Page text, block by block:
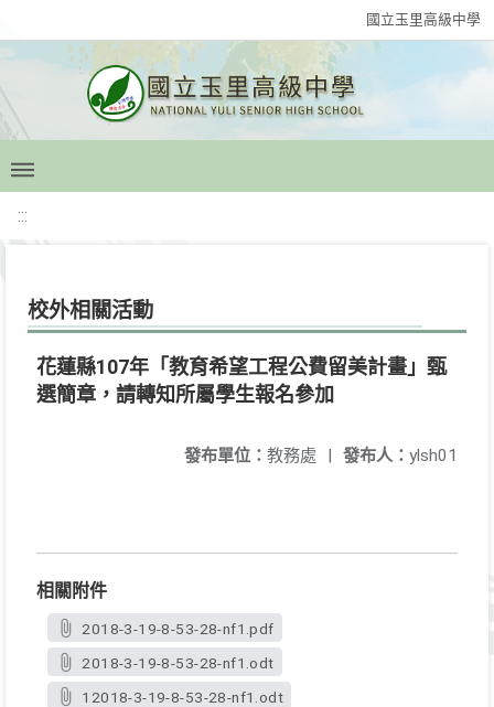
國立玉里高級中學
:::
校外相關活動
花蓮縣107年「教育希望工程公費留美計畫」甄
選簡章，請轉知所屬學生報名參加
發布人： ylsh01
發布單位： 教務處 |
相關附件
2018-3-19-8-53-28-nf1.pdf
2018-3-19-8-53-28-nf1.odt
12018-3-19-8-53-28-nf1.odt